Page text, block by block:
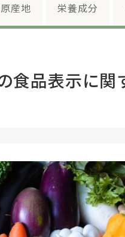
産地 栄養成分
食品表示に関